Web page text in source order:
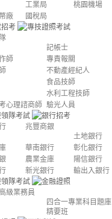
工業局
桃園機場
廠
國稅局
記帳士
師
專責報關
不動產經紀人
食品技師
水利工程技師
心理諮商師 驗光人員
兆豐商銀
土地銀行
華南銀行
彰化銀行
農業金庫
陽信銀行
新光銀行 輸出入銀行
級業務員
四合一專業科目題庫
精要班